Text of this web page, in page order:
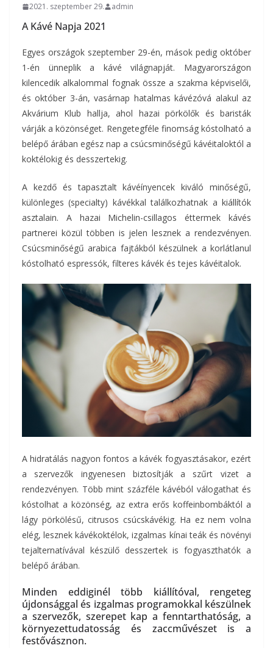
2021. szeptember 29. admin
A Kávé Napja 2021
Egyes országok szeptember 29-én, mások pedig október
1-én ünneplik a kávé világnapját. Magyarországon
kilencedik alkalommal fognak össze a szakma képviselői,
és október 3-án, vasárnap hatalmas kávézóvá alakul az
Akvárium Klub hallja, ahol hazai pörkölők és baristák
várják a közönséget. Rengetegféle finomság kóstolható a
belépő árában egész nap a csúcsminőségű kávéitaloktól a
koktélokig és desszertekig.
A kezdő és tapasztalt kávéínyencek kiváló minőségű,
különleges (specialty) kávékkal találkozhatnak a kiállítók
asztalain. A hazai Michelin-csillagos éttermek kávés
partnerei közül többen is jelen lesznek a rendezvényen.
Csúcsminőségű arabica fajtákból készülnek a korlátlanul
kóstolható espressók, filteres kávék és tejes kávéitalok.
A hidratálás nagyon fontos a kávék fogyasztásakor, ezért
a szervezők ingyenesen biztosítják a szűrt vizet a
rendezvényen. Több mint százféle kávéból válogathat és
kóstolhat a közönség, az extra erős koffeinbombáktól a
lágy pörkölésű, citrusos csúcskávékig. Ha ez nem volna
elég, lesznek kávékoktélok, izgalmas kínai teák és növényi
tejalternatívával készülő desszertek is fogyaszthatók a
belépő árában.
Minden eddiginél több kiállítóval, rengeteg
újdonsággal és izgalmas programokkal készülnek
a szervezők, szerepet kap a fenntarthatóság, a
környezettudatosság és zaccművészet is a
festővásznon.